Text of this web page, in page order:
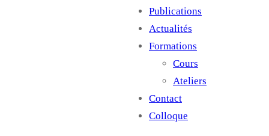
Publications
Actualités
Formations
Cours
Ateliers
Contact
Colloque